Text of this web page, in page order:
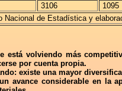
3106 1095
Nacional de Estadística y
está volviendo más
por cuenta propia.
existe una mayor
avance considerable en la